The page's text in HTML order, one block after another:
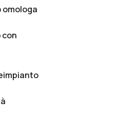
omologa